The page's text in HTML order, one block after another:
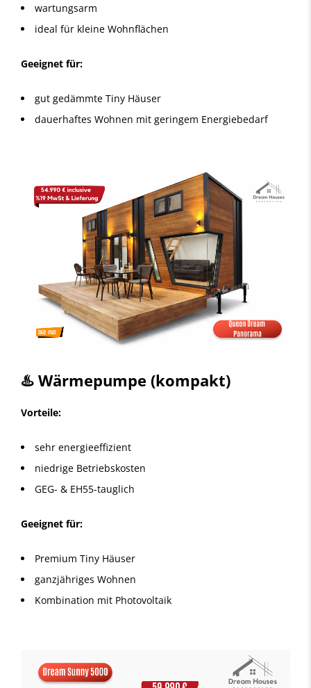
wartungsarm
ideal für kleine Wohnflächen
Geeignet für:
gut gedämmte Tiny Häuser
dauerhaftes Wohnen mit geringem Energiebedarf
♨️ Wärmepumpe (kompakt)
Vorteile:
sehr energieeffizient
niedrige Betriebskosten
GEG- & EH55-tauglich
Geeignet für:
Premium Tiny Häuser
ganzjähriges Wohnen
Kombination mit Photovoltaik